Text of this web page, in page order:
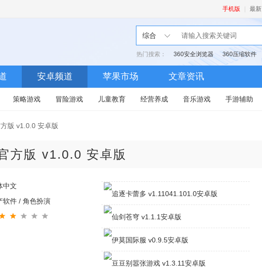
手机版 最
综合
热门搜索： 360安全浏览器 360压缩软件
安卓频道 苹果市场 文章资讯
策略游戏 冒险游戏 儿童教育 经营养成 音乐游戏 手游辅助
版 v1.0.0 安卓版
方版 v1.0.0 安卓版
中文
软件 / 角色扮演
追逐卡蕾多v1.11041.101.0安卓版
仙剑苍穹v1.1.1安卓版
伊莫国际服v0.9.5安卓版